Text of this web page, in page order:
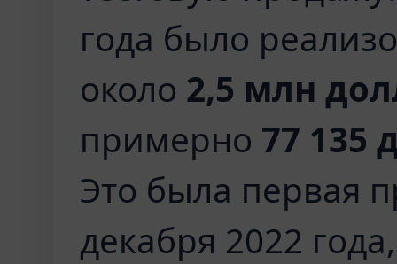
года было
около 2,5 млн
примерно 77 135
Это была первая
декабря 2022